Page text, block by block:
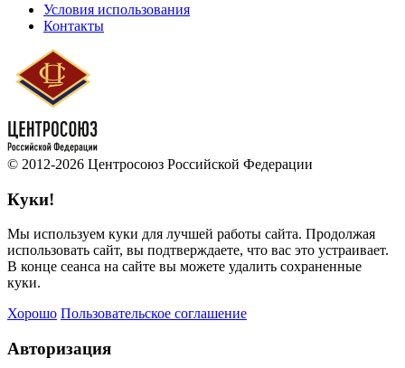
Условия использования
Контакты
© 2012-2026 Центросоюз Российской Федерации
Куки!
Мы используем куки для лучшей работы сайта. Продолжая
использовать сайт, вы подтверждаете, что вас это устраивает.
В конце сеанса на сайте вы можете удалить сохраненные
куки.
Хорошо Пользовательское соглашение
Авторизация